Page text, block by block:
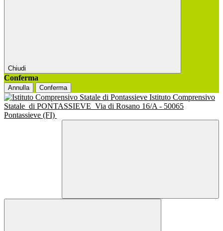
Chiudi
Conferma
Annulla Conferma
Istituto Comprensivo
Statale di PONTASSIEVE Via di Rosano 16/A - 50065
Pontassieve (FI)